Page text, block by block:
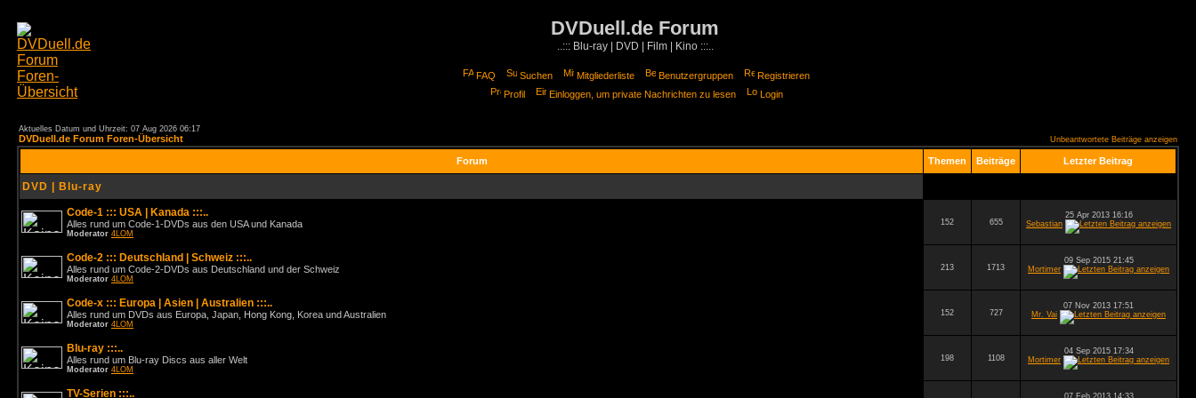
DVDuell.de Forum
..::: Blu-ray | DVD | Film | Kino :::..
FAQ Suchen Mitgliederliste Benutzergruppen
Registrieren
Profil
Einloggen, um private Nachrichten zu lesen Login
Aktuelles Datum und Uhrzeit: 07 Aug 2026 06:17
DVDuell.de Forum Foren-Übersicht Unbeantwortete Beiträge anzeigen
Forum Themen Beiträge Letzter Beitrag
DVD | Blu-ray
Code-1 ::: USA | Kanada :::..
Alles rund um Code-1-DVDs aus den USA und Kanada
Moderator 4LOM
152 655
25 Apr 2013 16:16
Sebastian
Code-2 ::: Deutschland | Schweiz :::..
Alles rund um Code-2-DVDs aus Deutschland und der Schweiz
Moderator 4LOM
213 1713
09 Sep 2015 21:45
Mortimer
Code-x ::: Europa | Asien | Australien :::..
Alles rund um DVDs aus Europa, Japan, Hong Kong, Korea und Australien
Moderator 4LOM
152 727
07 Nov 2013 17:51
Mr. Vai
Blu-ray :::..
Alles rund um Blu-ray Discs aus aller Welt
Moderator 4LOM
198 1108
04 Sep 2015 17:34
Mortimer
TV-Serien :::.. 07 Feb 2013 14:33